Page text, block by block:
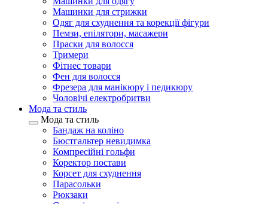
Машинки для стрижки
Одяг для схуднення та корекції фігури
Пемзи, епілятори, масажери
Праски для волосся
Тримери
Фітнес товари
Фен для волосся
Фрезера для манікюру і педикюру
Чоловічі електробритви
Мода та стиль
Мода та стиль
Бандаж на коліно
Бюстгальтер невидимка
Компресійні гольфи
Коректор постави
Корсет для схуднення
Парасольки
Рюкзаки